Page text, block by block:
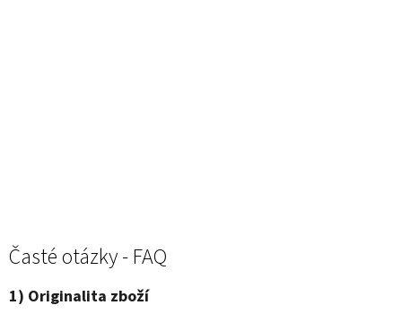
Časté otázky - FAQ
1) Originalita zboží